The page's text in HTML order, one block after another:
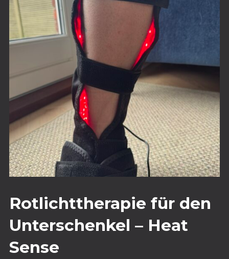
Rotlichttherapie für den
Unterschenkel – Heat
Sense